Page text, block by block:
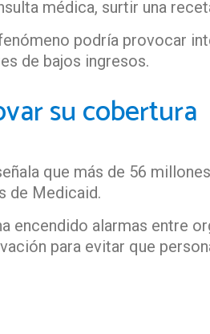
médica, surtir una
podría provocar
de bajos ingresos.
su cobertura
que más de 56
de Medicaid.
encendido alarmas entre
para evitar que